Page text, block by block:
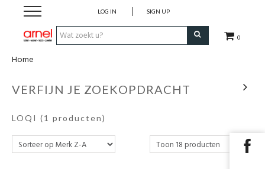
0
LOG IN SIGN UP
Koken
Tafel
Home
VERFIJN JE ZOEKOPDRACHT
LOQI (1 producten)